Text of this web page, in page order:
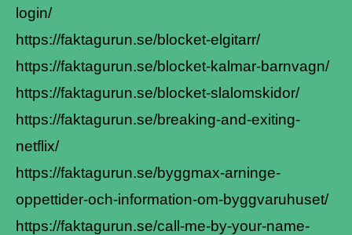
login/
https://faktagurun.se/blocket-elgitarr/
https://faktagurun.se/blocket-kalmar-barnvagn/
https://faktagurun.se/blocket-slalomskidor/
https://faktagurun.se/breaking-and-exiting-
netflix/
https://faktagurun.se/byggmax-arninge-
oppettider-och-information-om-byggvaruhuset/
https://faktagurun.se/call-me-by-your-name-